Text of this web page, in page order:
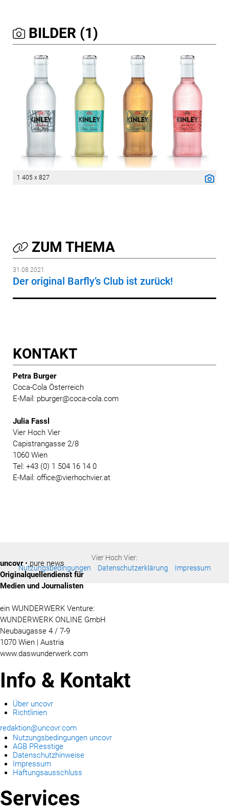
BILDER (1)
1 405 x 827
ZUM THEMA
31.08.2021
Der original Barfly’s Club ist zurück!
KONTAKT
Petra Burger
Coca-Cola Österreich
E-Mail: pburger@coca-cola.com
Julia Fassl
Vier Hoch Vier
Capistrangasse 2/8
1060 Wien
Tel: +43 (0) 1 504 16 14 0
E-Mail: office@vierhochvier.at
Vier Hoch Vier:
Nutzungsbedingungen
Datenschutzerklärung Impressum
uncovr• pure news
Originalquellendienst für
Medien und Journalisten
ein WUNDERWERK Venture:
WUNDERWERK ONLINE GmbH
Neubaugasse 4 / 7-9
1070 Wien | Austria
www.daswunderwerk.com
Info & Kontakt
Über uncovr
Richtlinien
redaktion@uncovr.com
Nutzungsbedingungen uncovr
AGB PResstige
Datenschutzhinweise
Impressum
Haftungsausschluss
Services